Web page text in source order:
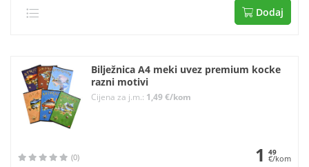
Dodaj
Bilježnica A4 meki uvez premium kocke
razni motivi
Cijena za j.m.: 1,49 €/kom
(0) 1 49
€/kom